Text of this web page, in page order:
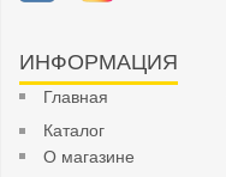
ИНФОРМАЦИЯ
Главная
Каталог
О магазине